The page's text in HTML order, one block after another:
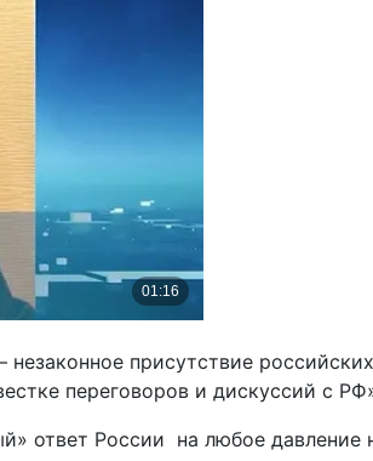
присутствие
переговоров и дискуссий с
ответ России на любое давление